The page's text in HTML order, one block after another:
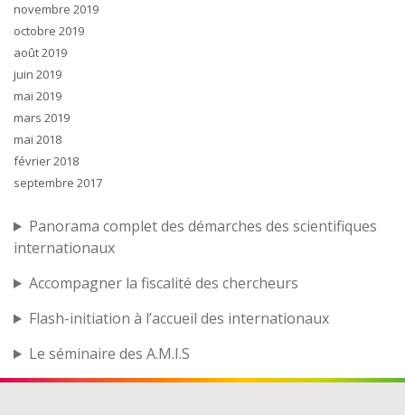
novembre 2019
octobre 2019
août 2019
juin 2019
mai 2019
mars 2019
mai 2018
février 2018
septembre 2017
Panorama complet des démarches des scientifiques
internationaux
Accompagner la fiscalité des chercheurs
Flash-initiation à l’accueil des internationaux
Le séminaire des A.M.I.S